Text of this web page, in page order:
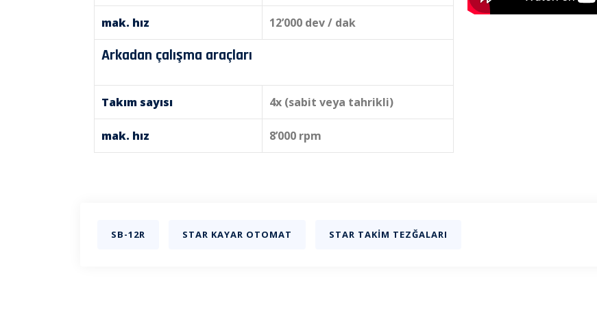
mak. hız 12’000 dev / dak
Arkadan çalışma araçları
Takım sayısı 4x (sabit veya tahrikli)
mak. hız 8’000 rpm
SB-12R STAR KAYAR OTOMAT STAR TAKIM TEZĞALARI